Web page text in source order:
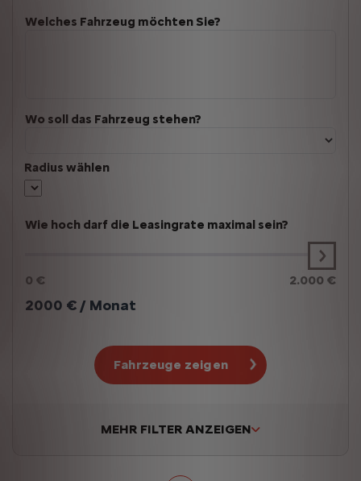
Welches Fahrzeug möchten Sie?
Wo soll das Fahrzeug stehen?
Radius wählen
Wie hoch darf die Leasingrate maximal sein?
0 € 2.000 €
2000 € / Monat
Fahrzeuge zeigen
MEHR FILTER ANZEIGEN